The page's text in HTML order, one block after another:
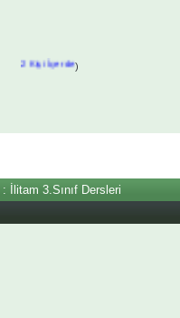
2 Kişi İçerde )
: İlitam 3.Sınıf Dersleri